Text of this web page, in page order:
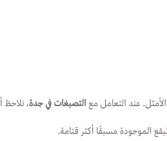
عند التعامل معالتصبغات في جدة،
الموجودة مسبقًا أكثر قتامة.